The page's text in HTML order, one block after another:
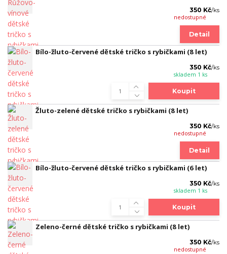
350 Kč/ks
nedostupné
Detail
Bílo-žluto-červené dětské tričko s rybičkami (8 let)
350 Kč/ks
skladem 1 ks
Koupit
Žluto-zelené dětské tričko s rybičkami (8 let)
350 Kč/ks
nedostupné
Detail
Bílo-žluto-červené dětské tričko s rybičkami (6 let)
350 Kč/ks
skladem 1 ks
Koupit
Zeleno-černé dětské tričko s rybičkami (8 let)
350 Kč/ks
nedostupné